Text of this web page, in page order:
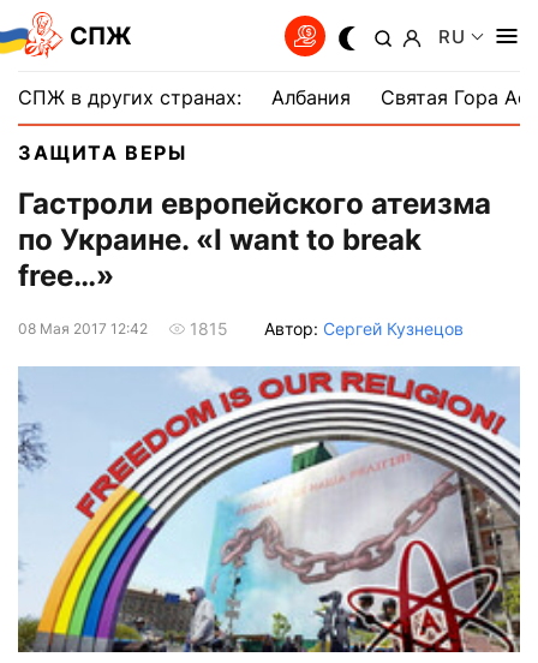
СПЖ RU
СПЖ в других странах: Албания Святая Гора
ЗАЩИТА ВЕРЫ
Гастроли европейского атеизма
по Украине. «I want to break
free…»
08 Мая 2017 12:42 1815 Автор: Сергей Кузнецов